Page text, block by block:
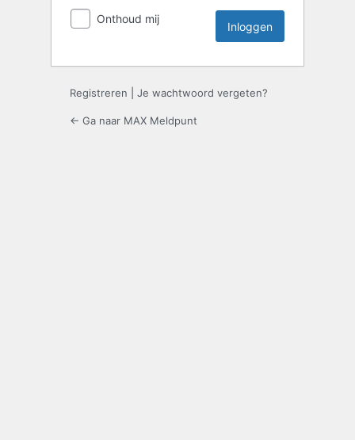
Onthoud mij
Registreren Je wachtwoord vergeten?
← Ga naar MAX Meldpunt